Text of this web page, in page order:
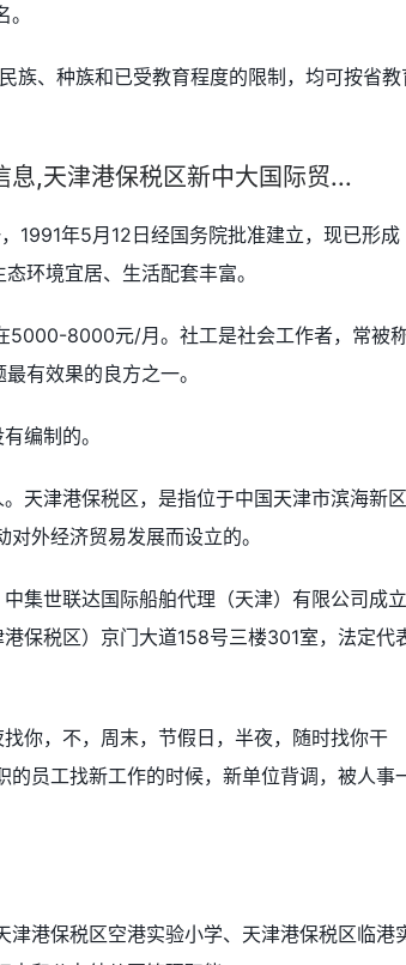
族、种族和已受教育程度的限制，均可按省教
息,天津港保税区新中大国际贸...
1991年5月12日经国务院批准建立，现已形成
环境宜居、生活配套丰富。
5000-8000元/月。社工是社会工作者，常被
有效果的良方之一。
编制的。
天津港保税区，是指位于中国天津市滨海新区
外经济贸易发展而设立的。
集世联达国际船舶代理（天津）有限公司成立
保税区）京门大道158号三楼301室，法定代
你，不，周末，节假日，半夜，随时找你干
员工找新工作的时候，新单位背调，被人事
港保税区空港实验小学、天津港保税区临港